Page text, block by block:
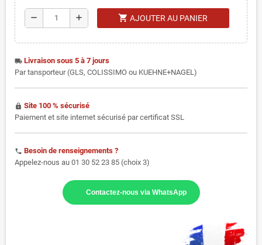
remove add shopping_cart AJOUTER AU PANIER
local_shipping Livraison sous 5 à 7 jours
Par tansporteur (GLS, COLISSIMO ou KUEHNE+NAGEL)
https Site 100 % sécurisé
Paiement et site internet sécurisé par certificat SSL
phone Besoin de renseignements ?
Appelez-nous au 01 30 52 23 85 (choix 3)
Contactez-nous via WhatsApp